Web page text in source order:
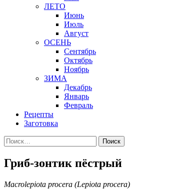
ЛЕТО
Июнь
Июль
Август
ОСЕНЬ
Сентябрь
Октябрь
Ноябрь
ЗИМА
Декабрь
Январь
Февраль
Рецепты
Заготовка
Найти:
Гриб-зонтик пёстрый
Macrolepiota procera (Lepiota procera)